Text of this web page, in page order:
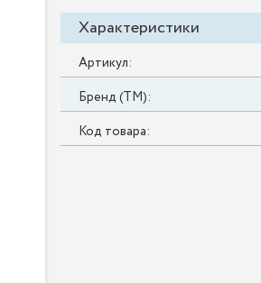
Характеристики
Артикул:
Бренд (ТМ):
Код товара: